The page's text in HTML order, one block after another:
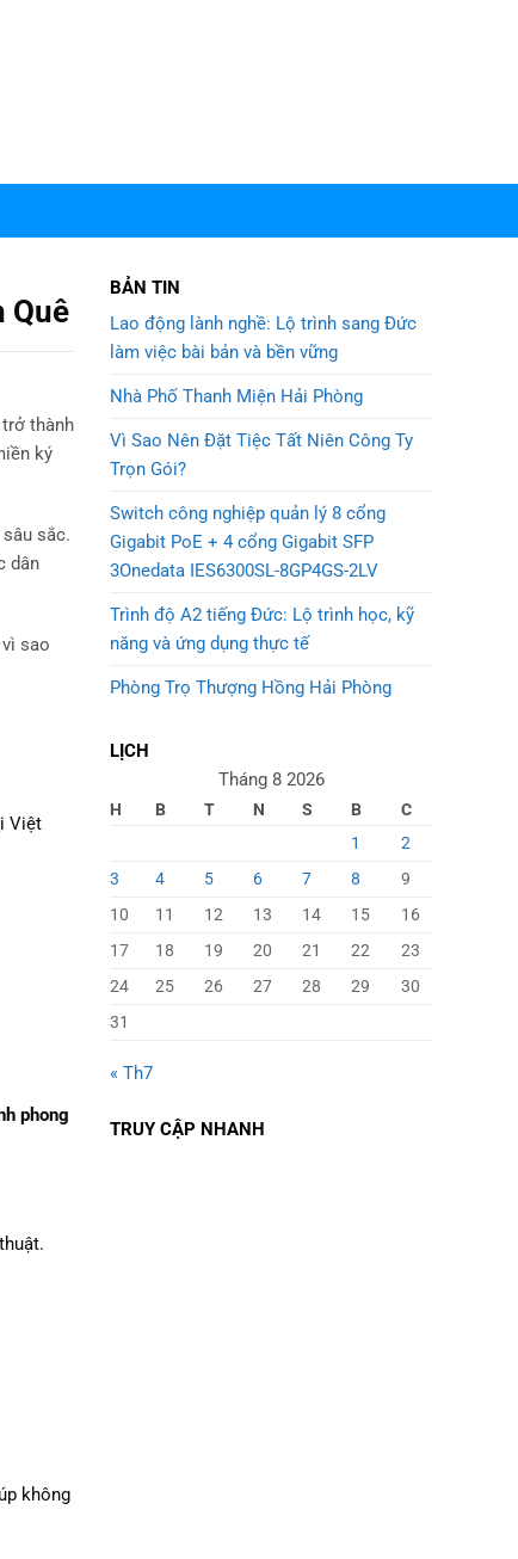
Quê
thành
ký
sắc.
dân
sao
Việt
phong
không
BẢN TIN
Lao động lành nghề: Lộ trình sang Đức
làm việc bài bản và bền vững
Nhà Phố Thanh Miện Hải Phòng
Vì Sao Nên Đặt Tiệc Tất Niên Công Ty
Trọn Gói?
Switch công nghiệp quản lý 8 cổng
Gigabit PoE + 4 cổng Gigabit SFP
3Onedata IES6300SL-8GP4GS-2LV
Trình độ A2 tiếng Đức: Lộ trình học, kỹ
năng và ứng dụng thực tế
Phòng Trọ Thượng Hồng Hải Phòng
LỊCH
Tháng 8 2026
H B T N S B
C
1
2
3
4 5 6 7 8
9
10
11 12 13 14 15
16
17
18 19 20 21 22
23
24
25 26 27 28 29
30
31
« Th7
TRUY CẬP NHANH